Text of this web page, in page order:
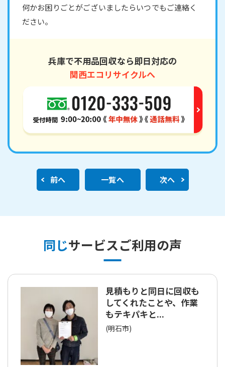
何かお困りごとがございましたらいつでもご連絡く
ださい。
兵庫で不用品回収なら即日対応の
関西エコリサイクルへ
前へ 一覧へ 次へ
同じサービスご利用の声
見積もりと同日に回収も
してくれたことや、作業
もテキパキと...
(明石市)